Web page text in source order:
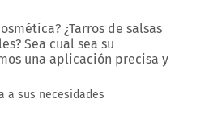
¿Tarros de salsas
Sea cual sea su
una aplicación precisa y
a sus necesidades